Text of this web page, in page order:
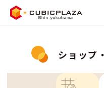
ショップ